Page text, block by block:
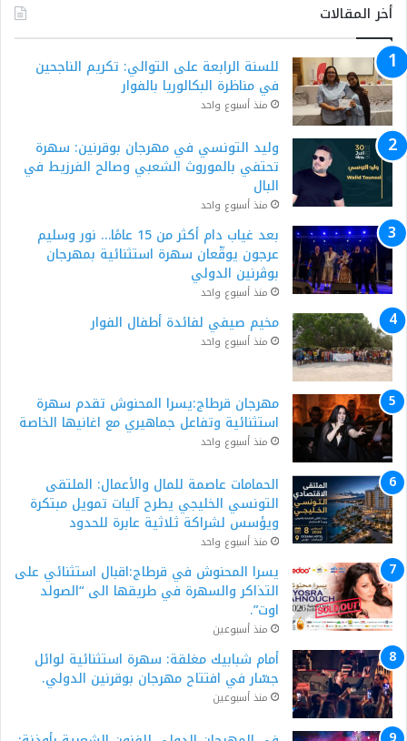
أخر المقالات
للسنة الرابعة على التوالي: تكريم الناجحين
في مناظرة البكالوريا بالفوار
منذ أسبوع واحد
وليد التونسي في مهرجان بوقرنين: سهرة
تحتفي بالموروث الشعبي وصالح الفرزيط في
البال
منذ أسبوع واحد
بعد غياب دام أكثر من 15 عامًا… نور وسليم
عرجون يوقّعان سهرة استثنائية بمهرجان
بوڨرنين الدولي
منذ أسبوع واحد
مخيم صيفي لفائدة أطفال الفوار
منذ أسبوع واحد
مهرجان قرطاج:يسرا المحنوش تقدم سهرة
استثنائية وتفاعل جماهيري مع اغانيها الخاصة
منذ أسبوع واحد
الحمامات عاصمة للمال والأعمال: الملتقى
التونسي الخليجي يطرح آليات تمويل مبتكرة
ويؤسس لشراكة ثلاثية عابرة للحدود
منذ أسبوع واحد
يسرا المحنوش في قرطاج:اقبال استثنائي على
التذاكر والسهرة في طريقها الى “الصولد
اوت”.
منذ أسبوعين
أمام شبابيك مغلقة: سهرة استثنائية لوائل
جسّار في افتتاح مهرجان بوقرنين الدولي.
منذ أسبوعين